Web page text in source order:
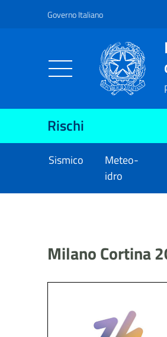
Vai al contenuto principale
Raggiungi il piè di pagina
Governo Italiano
Rischi
Sismico
Meteo-
idro
Milano Cortina